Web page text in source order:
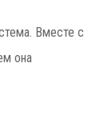
Вместе с
она